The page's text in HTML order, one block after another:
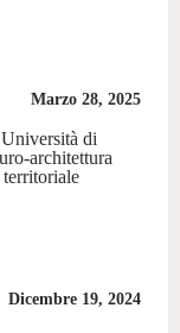
Marzo 28, 2025
di
architettura
Dicembre 19, 2024